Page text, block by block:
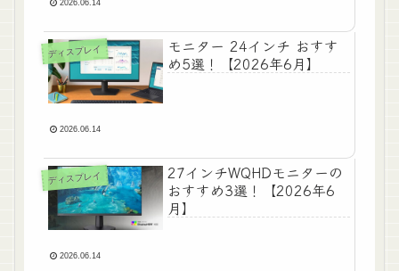
2026.06.14
ディスプレイ
モニター 24インチ おすす
め5選！【2026年6月】
2026.06.14
ディスプレイ
27インチWQHDモニターの
おすすめ3選！【2026年6
月】
2026.06.14